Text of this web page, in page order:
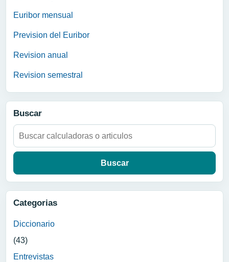
Euribor mensual
Prevision del Euribor
Revision anual
Revision semestral
Buscar
Buscar:
Categorias
Diccionario
(43)
Entrevistas